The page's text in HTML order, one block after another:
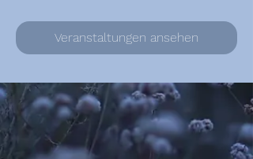
Veranstaltungen ansehen